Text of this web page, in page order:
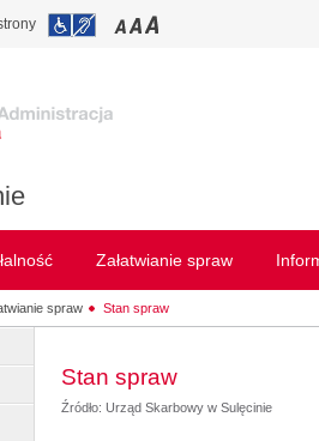
Załatwianie spraw
spraw Stan spraw
Stan spraw
Źródło: Urząd Skarbowy w Sulęcinie